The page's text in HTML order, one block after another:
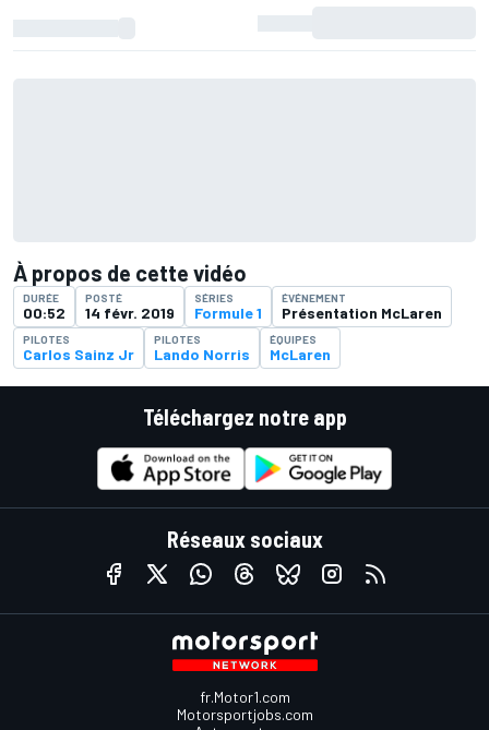
À propos de cette vidéo
DURÉE
00:52
POSTÉ
14 févr. 2019
SÉRIES
Formule 1
ÉVÉNEMENT
Présentation McLaren
PILOTES
Carlos Sainz Jr
PILOTES
Lando Norris
ÉQUIPES
McLaren
Téléchargez notre app
Réseaux sociaux
fr.Motor1.com
Motorsportjobs.com